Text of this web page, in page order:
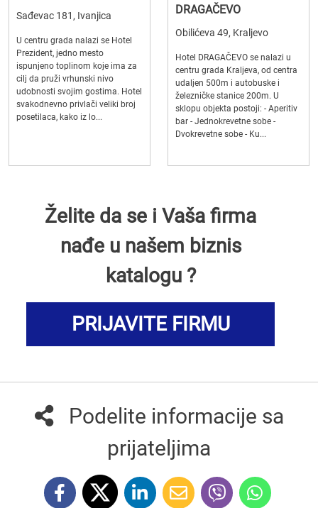
Sađevac 181, Ivanjica
U centru grada nalazi se Hotel
Prezident, jedno mesto
ispunjeno toplinom koje ima za
cilj da pruži vrhunski nivo
udobnosti svojim gostima. Hotel
svakodnevno privlači veliki broj
posetilaca, kako iz lo...
DRAGAČEVO
Obilićeva 49, Kraljevo
Hotel DRAGAČEVO se nalazi u
centru grada Kraljeva, od centra
udaljen 500m i autobuske i
železničke stanice 200m. U
sklopu objekta postoji: - Aperitiv
bar - Jednokrevetne sobe -
Dvokrevetne sobe - Ku...
Želite da se i Vaša firma
nađe u našem biznis
katalogu ?
PRIJAVITE FIRMU
Podelite informacije sa
prijateljima